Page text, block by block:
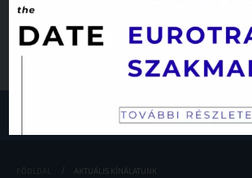
Keresés
JÁRMŰKATEGÓRIÁINK
FŐOLDAL AKTUÁLIS KÍNÁLATUNK